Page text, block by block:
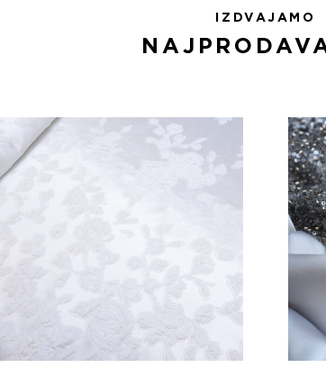
IZDVAJAMO